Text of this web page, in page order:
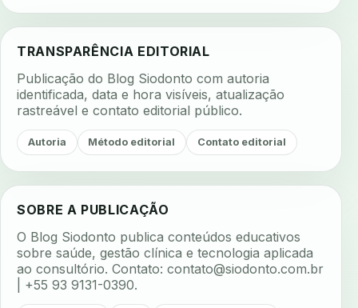
TRANSPARÊNCIA EDITORIAL
Publicação do Blog Siodonto com autoria
identificada, data e hora visíveis, atualização
rastreável e contato editorial público.
Autoria Método editorial Contato editorial
SOBRE A PUBLICAÇÃO
O Blog Siodonto publica conteúdos educativos
sobre saúde, gestão clínica e tecnologia aplicada
ao consultório. Contato: contato@siodonto.com.br
| +55 93 9131-0390.